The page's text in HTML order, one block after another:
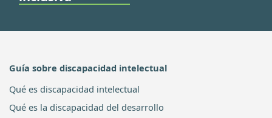
Guía sobre discapacidad intelectual
Qué es discapacidad intelectual
Qué es la discapacidad del desarrollo